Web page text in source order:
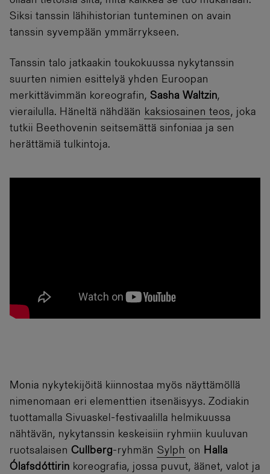
Siksi tanssin lähihistorian tunteminen on avain
tanssin syvempään ymmärrykseen.
Tanssin talo jatkaakin toukokuussa nykytanssin
suurten nimien esittelyä yhden Euroopan
merkittävimmän koreografin, Sasha Waltzin,
vierailulla. Häneltä nähdään kaksiosainen teos, joka
tutkii Beethovenin seitsemättä sinfoniaa ja sen
herättämiä tulkintoja.
Monia nykytekijöitä kiinnostaa myös näyttämöllä
nimenomaan eri elementtien itsenäisyys. Zodiakin
tuottamalla Sivuaskel-festivaalilla helmikuussa
nähtävän, nykytanssin keskeisiin ryhmiin kuuluvan
ruotsalaisen Cullberg-ryhmän Sylph on Halla
Ólafsdóttirin koreografia, jossa puvut, äänet, valot ja